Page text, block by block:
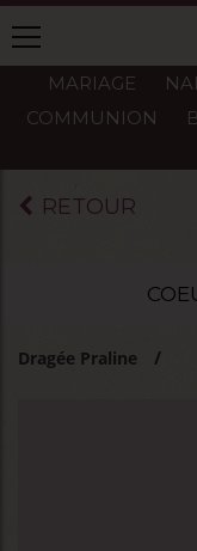
MARIAGE
COMMUNION
RETOUR
Dragée Praline